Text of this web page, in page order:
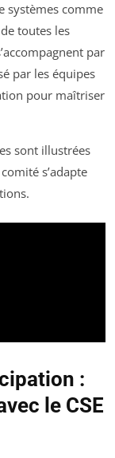
systèmes comme
toutes les
par
par les équipes
pour maîtriser
sont illustrées
s’adapte
:
le CSE